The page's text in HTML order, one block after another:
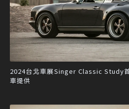
2024台北車展Singer Classic Study
車提供